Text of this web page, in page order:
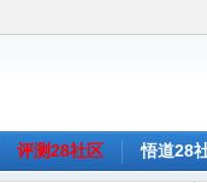
评测28社区 悟道28